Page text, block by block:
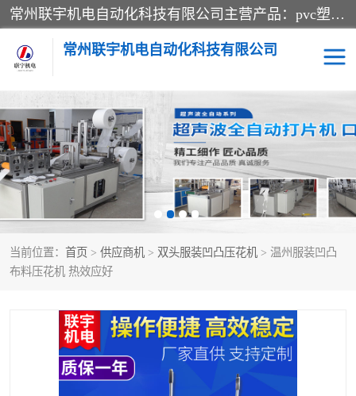
常州联宇机电自动化科技有限公司主营产品：pvc塑料焊机、高频热合机、软膜天花压边机、服装布料凹凸压花机、布料3d压印设备、服装植胶设备、超声波布料花边机、无纺布热合机、全自动压花机。
常州联宇机电自动化科技有限公司
当前位置： 首页 > 供应商机 > 双头服装凹凸压花机 > 温州服装凹凸
布料压花机 热效应好
压花定型机以及压花模具 超声波热合机
高频热合机 超声波花边机
超声波复合压花机 凹凸压花机压标机
3040凹凸压花机 双头服装凹凸压花机
高频压花压标机 自动超声波打片成型机
泡壳包装封口机 海绵产品成型机